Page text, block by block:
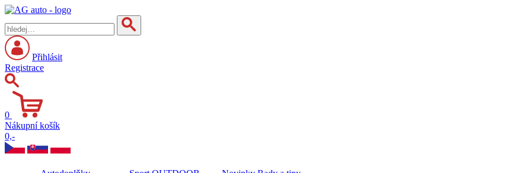
Přihlásit
Registrace
0
Nákupní košík
0,-